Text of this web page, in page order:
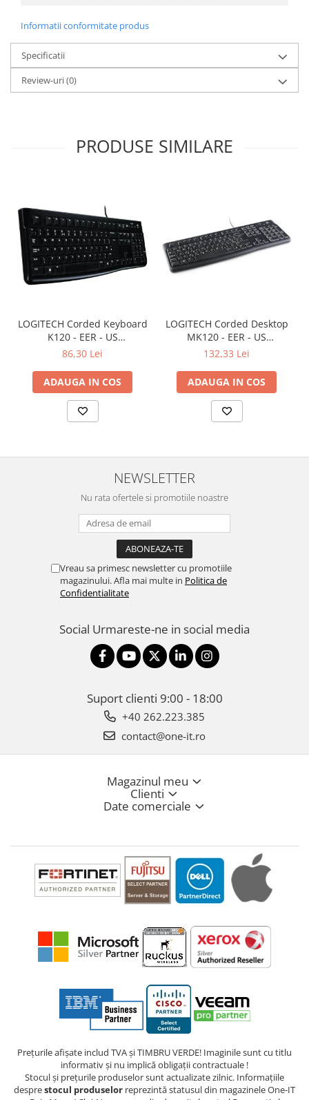
Firewall
Antivirus
Informatii conformitate produs
Specificatii
Review-uri(0)
PRODUSE SIMILARE
LOGITECH Corded Keyboard
K120 - EER - US
International layout
86,30 Lei
ADAUGA IN COS
LOGITECH Corded Desktop
MK120 - EER - US
International layout
132,33 Lei
ADAUGA IN COS
NEWSLETTER
Nu rata ofertele si promotiile noastre
Vreau sa primesc newsletter cu promotiile
magazinului. Afla mai multe in Politica de
Confidentialitate
Social Urmareste-ne in social media
Suport clienti 9:00 - 18:00
+40 262.223.385
contact@one-it.ro
Magazinul meu
Clienti
Date comerciale
Prețurile afișate includ TVA și TIMBRU VERDE! Imaginile sunt cu titlu
informativ și nu implică obligații contractuale !
Stocul și prețurile produselor sunt actualizate zilnic. Informațiile
desprestocul produselor reprezintă statusul din magazinele One-IT